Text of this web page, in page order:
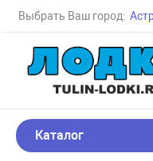
Выбрать Ваш город:
Каталог